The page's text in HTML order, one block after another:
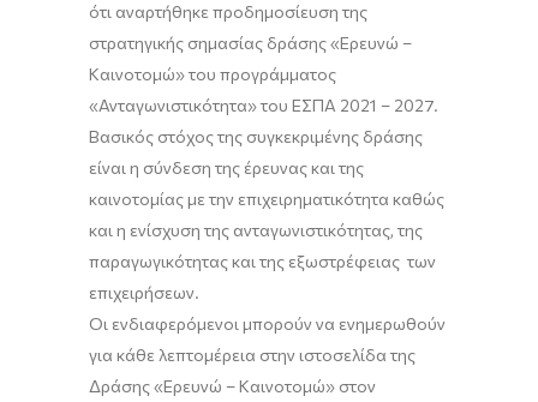
ότι αναρτήθηκε προδημοσίευση της
στρατηγικής σημασίας δράσης «Ερευνώ –
Καινοτομώ» του προγράμματος
«Ανταγωνιστικότητα» του ΕΣΠΑ 2021 – 2027.
Βασικός στόχος της συγκεκριμένης δράσης
είναι η σύνδεση της έρευνας και της
καινοτομίας με την επιχειρηματικότητα καθώς
και η ενίσχυση της ανταγωνιστικότητας, της
παραγωγικότητας και της εξωστρέφειας των
επιχειρήσεων.
Οι ενδιαφερόμενοι μπορούν να ενημερωθούν
για κάθε λεπτομέρεια στην ιστοσελίδα της
Δράσης «Ερευνώ – Καινοτομώ» στον